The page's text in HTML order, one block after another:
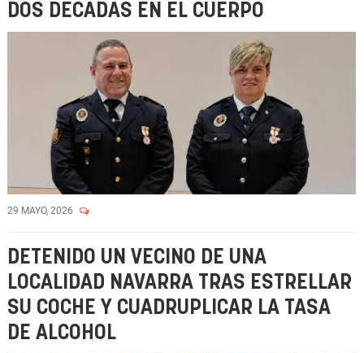
DOS DÉCADAS EN EL CUERPO
29 MAYO, 2026
DETENIDO UN VECINO DE UNA
LOCALIDAD NAVARRA TRAS ESTRELLAR
SU COCHE Y CUADRUPLICAR LA TASA
DE ALCOHOL